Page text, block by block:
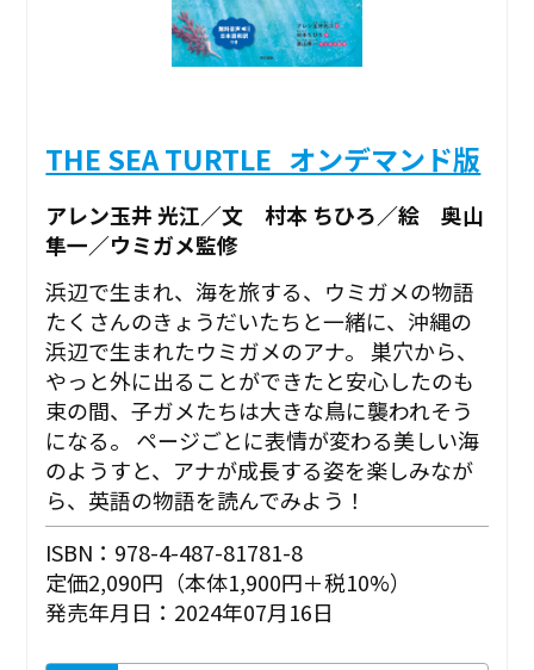
THE SEA TURTLE_オンデマンド版
アレン玉井 光江／文 村本 ちひろ／絵 奥山
隼一／ウミガメ監修
浜辺で生まれ、海を旅する、ウミガメの物語
たくさんのきょうだいたちと一緒に、沖縄の
浜辺で生まれたウミガメのアナ。 巣穴から、
やっと外に出ることができたと安心したのも
束の間、子ガメたちは大きな鳥に襲われそう
になる――。 ページごとに表情が変わる美しい海
のようすと、アナが成長する姿を楽しみなが
ら、英語の物語を読んでみよう！
ISBN：978-4-487-81781-8
定価2,090円（本体1,900円＋税10%）
発売年月日：2024年07月16日